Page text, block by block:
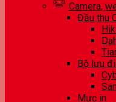
Camera,
Đầu thu
Bộ lưu
Mực in